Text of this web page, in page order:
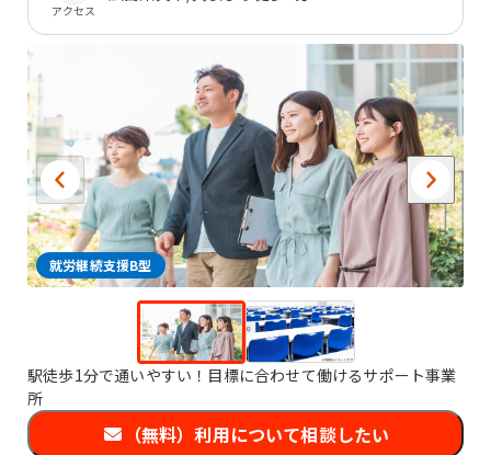
アクセス
就労継続支援B型
駅徒歩1分で通いやすい！目標に合わせて働けるサポート事業
所
（無料）利用について相談したい